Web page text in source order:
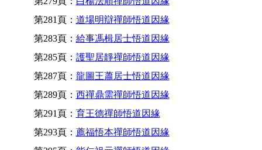
第281頁： 道場明辯禪師悟道因緣
第283頁： 給事馮楫居士悟道因緣
第285頁： 護聖居靜禪師悟道因緣
第287頁： 龍圖王蕭居士悟道因緣
第289頁： 西禪鼎需禪師悟道因緣
第291頁： 育王德禪師悟道因緣
第293頁： 薦福悟本禪師悟道因緣